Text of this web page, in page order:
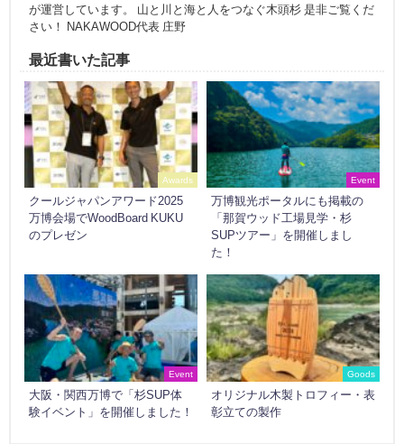
が運営しています。 山と川と海と人をつなぐ木頭杉 是非ご覧くだ
さい！ NAKAWOOD代表 庄野
最近書いた記事
Awards
クールジャパンアワード2025
万博会場でWoodBoard KUKU
のプレゼン
Event
万博観光ポータルにも掲載の
「那賀ウッド工場見学・杉
SUPツアー」を開催しまし
た！
Event
大阪・関西万博で「杉SUP体
験イベント」を開催しました！
Goods
オリジナル木製トロフィー・表
彰立ての製作